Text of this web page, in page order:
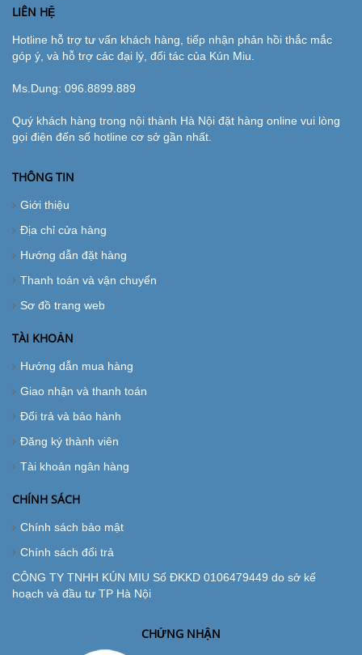
LIÊN HỆ
Hotline hỗ trợ tư vấn khách hàng, tiếp nhận phản hồi thắc mắc
góp ý, và hỗ trợ các đại lý, đối tác của Kún Miu.
Ms.Dung: 096.8899.889
Quý khách hàng trong nội thành Hà Nội đặt hàng online vui lòng
gọi điện đến số hotline cơ sở gần nhất.
THÔNG TIN
Giới thiệu
Địa chỉ cửa hàng
Hướng dẫn đặt hàng
Thanh toán và vận chuyển
Sơ đồ trang web
TÀI KHOẢN
Hướng dẫn mua hàng
Giao nhận và thanh toán
Đổi trả và bảo hành
Đăng ký thành viên
Tài khoản ngân hàng
CHÍNH SÁCH
Chính sách bảo mật
Chính sách đổi trả
CÔNG TY TNHH KÚN MIU Số ĐKKD 0106479449 do sở kế
hoạch và đầu tư TP Hà Nội
CHỨNG NHẬN